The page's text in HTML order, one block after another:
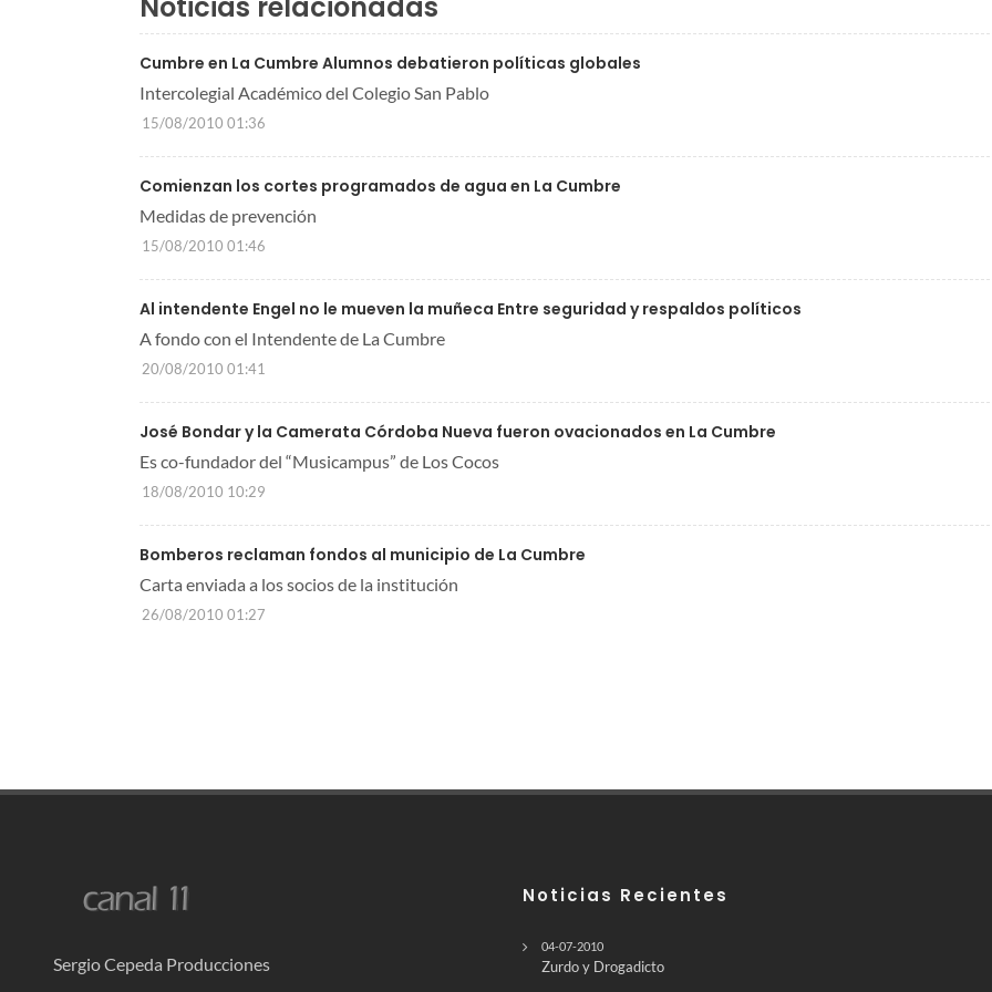
Cumbre en La Cumbre Alumnos debatieron políticas globales
Intercolegial Académico del Colegio San Pablo
15/08/2010 01:36
Comienzan los cortes programados de agua en La Cumbre
Medidas de prevención
15/08/2010 01:46
Al intendente Engel no le mueven la muñeca Entre seguridad y respaldos políticos
A fondo con el Intendente de La Cumbre
20/08/2010 01:41
José Bondar y la Camerata Córdoba Nueva fueron ovacionados en La Cumbre
Es co-fundador del “Musicampus” de Los Cocos
18/08/2010 10:29
Bomberos reclaman fondos al municipio de La Cumbre
Carta enviada a los socios de la institución
26/08/2010 01:27
Sergio Cepeda Producciones
Noticias Recientes
04-07-2010
Zurdo y Drogadicto